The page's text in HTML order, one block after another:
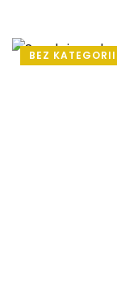
BEZ KATEGORII